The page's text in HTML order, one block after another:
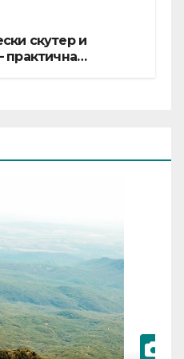
скутер и
практична